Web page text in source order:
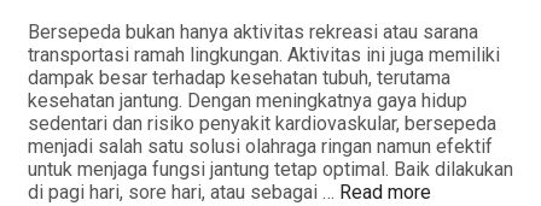
Bersepeda bukan hanya aktivitas rekreasi atau sarana
transportasi ramah lingkungan. Aktivitas ini juga memiliki
dampak besar terhadap kesehatan tubuh, terutama
kesehatan jantung. Dengan meningkatnya gaya hidup
sedentari dan risiko penyakit kardiovaskular, bersepeda
menjadi salah satu solusi olahraga ringan namun efektif
untuk menjaga fungsi jantung tetap optimal. Baik dilakukan
di pagi hari, sore hari, atau sebagai … Read more